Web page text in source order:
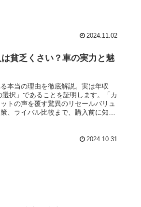
2024.11.02
貧乏くさい？車の実力と魅
本当の理由を徹底解説。実は年収
択」であることを証明します。「カ
トの声を覆す驚異のリセールバリュ
、ライバル比較まで、購入前に知っ
2024.10.31